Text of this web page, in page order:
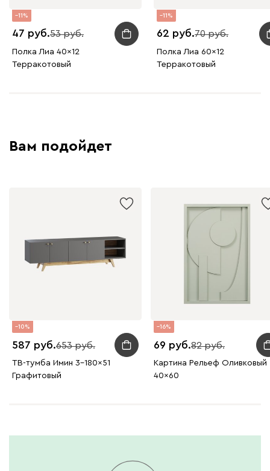
11
47 53
Полка Лиа 40x12
Терракотовый
11
62 70
Полка Лиа 60x12
Терракотовый
Вам подойдет
10
587 653
ТВ-тумба Имин 3-180x51
Графитовый
16
69 82
Картина Рельеф Оливковый
40x60